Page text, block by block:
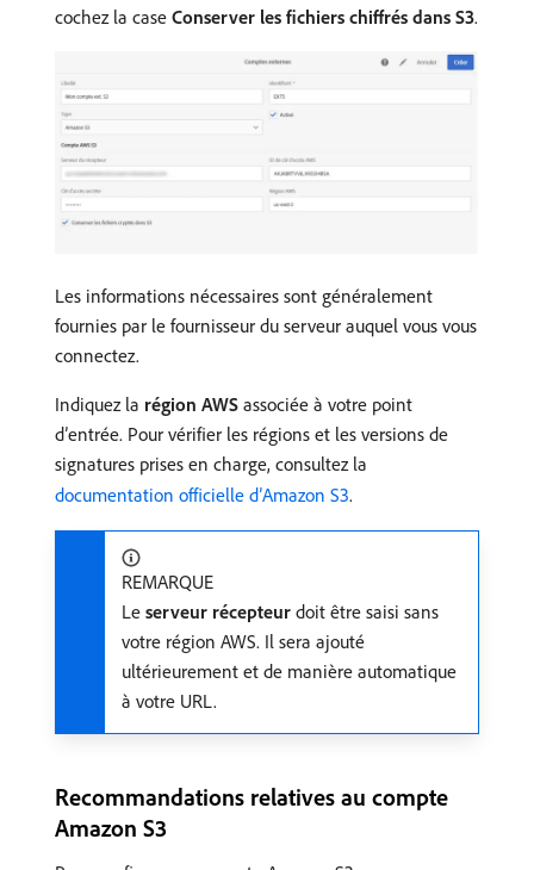
cochez la case Conserver les fichiers chiffrés dans S3.
Les informations nécessaires sont généralement
fournies par le fournisseur du serveur auquel vous vous
connectez.
Indiquez la région AWS associée à votre point
d’entrée. Pour vérifier les régions et les versions de
signatures prises en charge, consultez la
documentation officielle d’Amazon S3.
REMARQUE
Le serveur récepteur doit être saisi sans
votre région AWS. Il sera ajouté
ultérieurement et de manière automatique
à votre URL.
Recommandations relatives au compte
Amazon S3